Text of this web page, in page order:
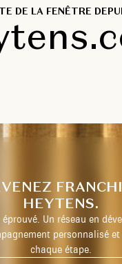
DE LA FENÊTRE
HEYTENS.
Un réseau en
personnalisé
chaque étape.